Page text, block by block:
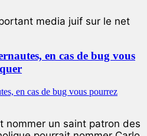
media juif sur le net
en cas de bug vous
nommer un saint patron des